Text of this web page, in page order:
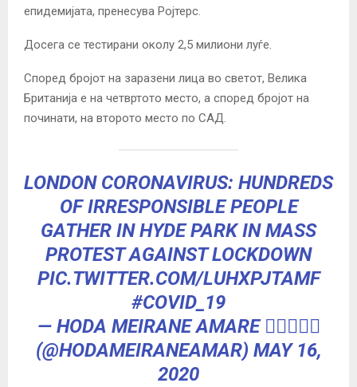
епидемијата, пренесува Ројтерс.
Досега се тестирани околу 2,5 милиони луѓе.
Според бројот на заразени лица во светот, Велика
Британија е на четвртото место, а според бројот на
починати, на второто место по САД.
LONDON CORONAVIRUS: HUNDREDS
OF IRRESPONSIBLE PEOPLE
GATHER IN HYDE PARK IN MASS
PROTEST AGAINST LOCKDOWN
PIC.TWITTER.COM/LUHXPJTAMF
#COVID_19
— HODA MEIRANE AMARE 🙋🏾‍♀️✊🏾
(@HODAMEIRANEAMAR) MAY 16,
2020